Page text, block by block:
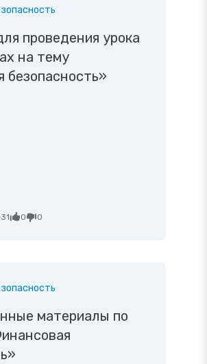
проведения урока
на тему
безопасность»
31 0 0
материалы по